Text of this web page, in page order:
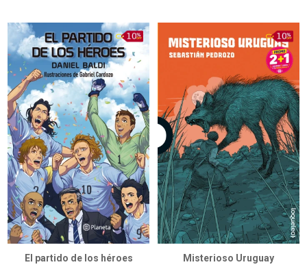
El partido de los héroes Misterioso Uruguay